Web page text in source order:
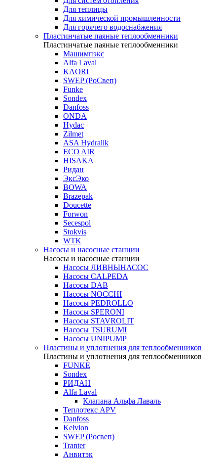
Для теплицы
Для химической промышленности
Для горячего водоснабжения
Пластинчатые паяные теплообменники
Пластинчатые паяные теплообменники
Машимпэкс
Alfa Laval
KAORI
SWEP (РоСвеп)
Funke
Sondex
Danfoss
ONDA
Hydac
Zilmet
ASA Hydralik
ECO AIR
HISAKA
Ридан
ЭксЭко
BOWA
Brazepak
Doucette
Forwon
Secespol
Stokvis
WTK
Насосы и насосные станции
Насосы и насосные станции
Насосы ЛИВНЫНАСОС
Насосы CALPEDA
Насосы DAB
Насосы NOCCHI
Насосы PEDROLLO
Насосы SPERONI
Насосы STAVROLIT
Насосы TSURUMI
Насосы UNIPUMP
Пластины и уплотнения для теплообменников
Пластины и уплотнения для теплообменников
FUNKE
Sondex
РИДАН
Alfa Laval
Клапана Альфа Лаваль
Теплотекс APV
Danfoss
Kelvion
SWEP (Росвеп)
Tranter
Анвитэк